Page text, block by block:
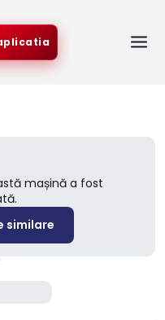
mașină a fost
similare